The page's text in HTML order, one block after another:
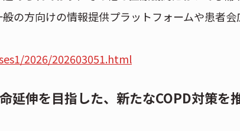
の方向けの情報提供プラットフォームや患者会
2026/202603051.html
延伸を目指した、新たなCOPD対策を